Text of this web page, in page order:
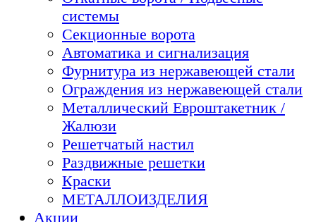
системы
Секционные ворота
Автоматика и сигнализация
Фурнитура из нержавеющей стали
Ограждения из нержавеющей стали
Металлический Евроштакетник /
Жалюзи
Решетчатый настил
Раздвижные решетки
Краски
МЕТАЛЛОИЗДЕЛИЯ
Акции